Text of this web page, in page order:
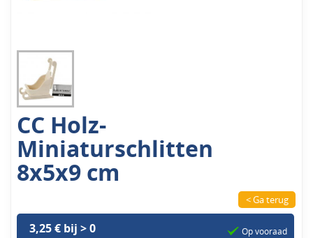
CC Holz-
Miniaturschlitten
8x5x9 cm
< Ga terug
3,25 € bij > 0
Op vooraad